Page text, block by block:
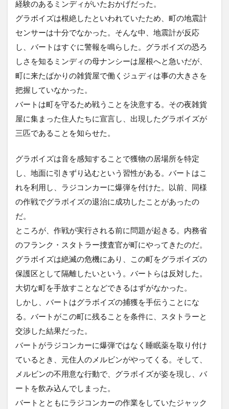
経験のあるミンディがいたおかげだった。
グラボイズは根絶したといわれていたため、町の地震計
センサーは十分でなかった。そんな中、地震計が反応
し、バートはすぐに警報を鳴らした。グラボイズの恐ろ
しさを知るミンディの母ナンシーは屋根へと急いだが、
町に来たばかりの雑貨屋で働くジュディは事の大きさを
把握していなかった。
バートは町を守るため戦うことを決意する。その夜雑貨
屋に集まった住人たちに宣言し、出現したグラボイズが
三匹であることを知らせた。
グラボイズは音を感知することで獲物の居場所を特定
し、地面に引きずり込むという習性がある。バートはこ
れを利用し、ラジコンカーに爆弾を付けた。以前、同様
の作戦でグラボイズの退治に成功したことがあったの
だ。
ところが、作戦が実行される前に問題が起きる。内務省
のフランク・スタトラー捜査官が町にやってきたのだ。
グラボイズは絶滅の危機にあり、この町をグラボイズの
保護区として隔離したいという。バートらは反対した。
大切な町を手放すことなどできるはずがなかった。
しかし、バートはグラボイズの捕獲を手伝うことにな
る。バートがこの町に残ることを条件に、スタトラーと
交渉した結果だった。
バートがラジコンカーに爆弾ではなく睡眠薬を取り付け
ているとき、元住人のメルビンがやってくる。そして、
メルビンの不用意な行動で、グラボイズが姿を現し、バ
ートを飲み込んでしまった。
バートとともにラジコンカーの作業をしていたジャック